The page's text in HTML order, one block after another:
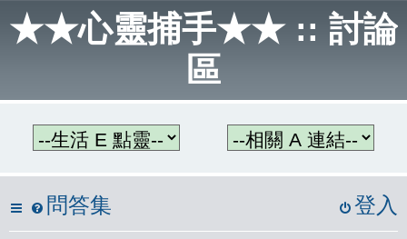
★★心靈捕手★★ :: 討論
區
問答集 登入